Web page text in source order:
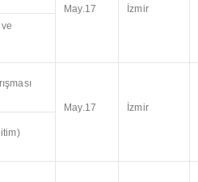
May.17
İzmir
May.17
İzmir